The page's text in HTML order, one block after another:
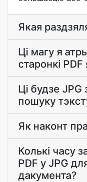
Якая
Ці магу я
старонкі PDF
Ці будзе
пошуку
Як наконт
Колькі часу
PDF у JPG
дакумента?